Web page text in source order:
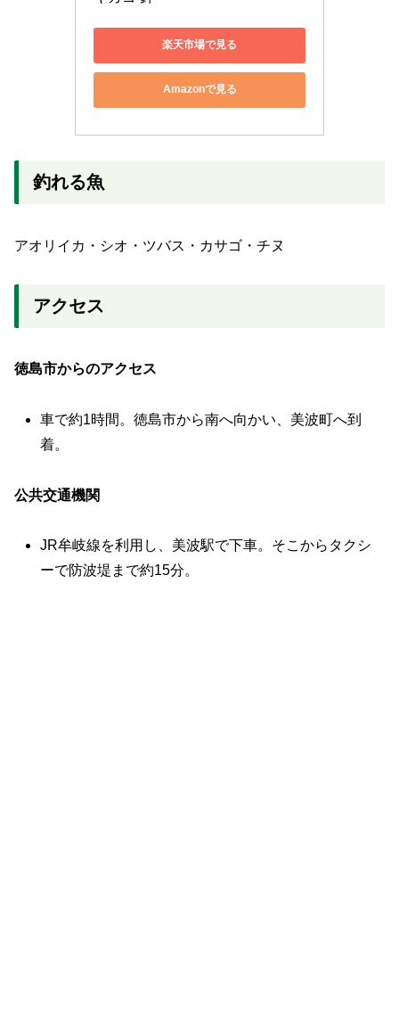
楽天市場で見る
Amazonで見る
釣れる魚
アオリイカ・シオ・ツバス・カサゴ・チヌ
アクセス
徳島市からのアクセス
車で約1時間。徳島市から南へ向かい、美波町へ到
着。
公共交通機関
JR牟岐線を利用し、美波駅で下車。そこからタクシ
ーで防波堤まで約15分。